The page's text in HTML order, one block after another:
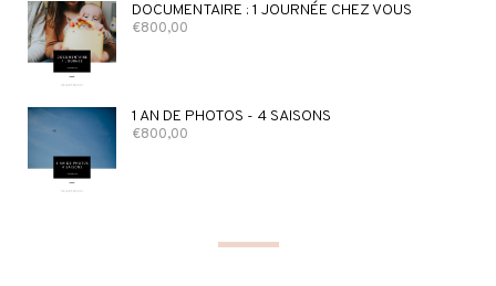
DOCUMENTAIRE : 1 JOURNÉE CHEZ VOUS
€800,00
1 AN DE PHOTOS - 4 SAISONS
€800,00